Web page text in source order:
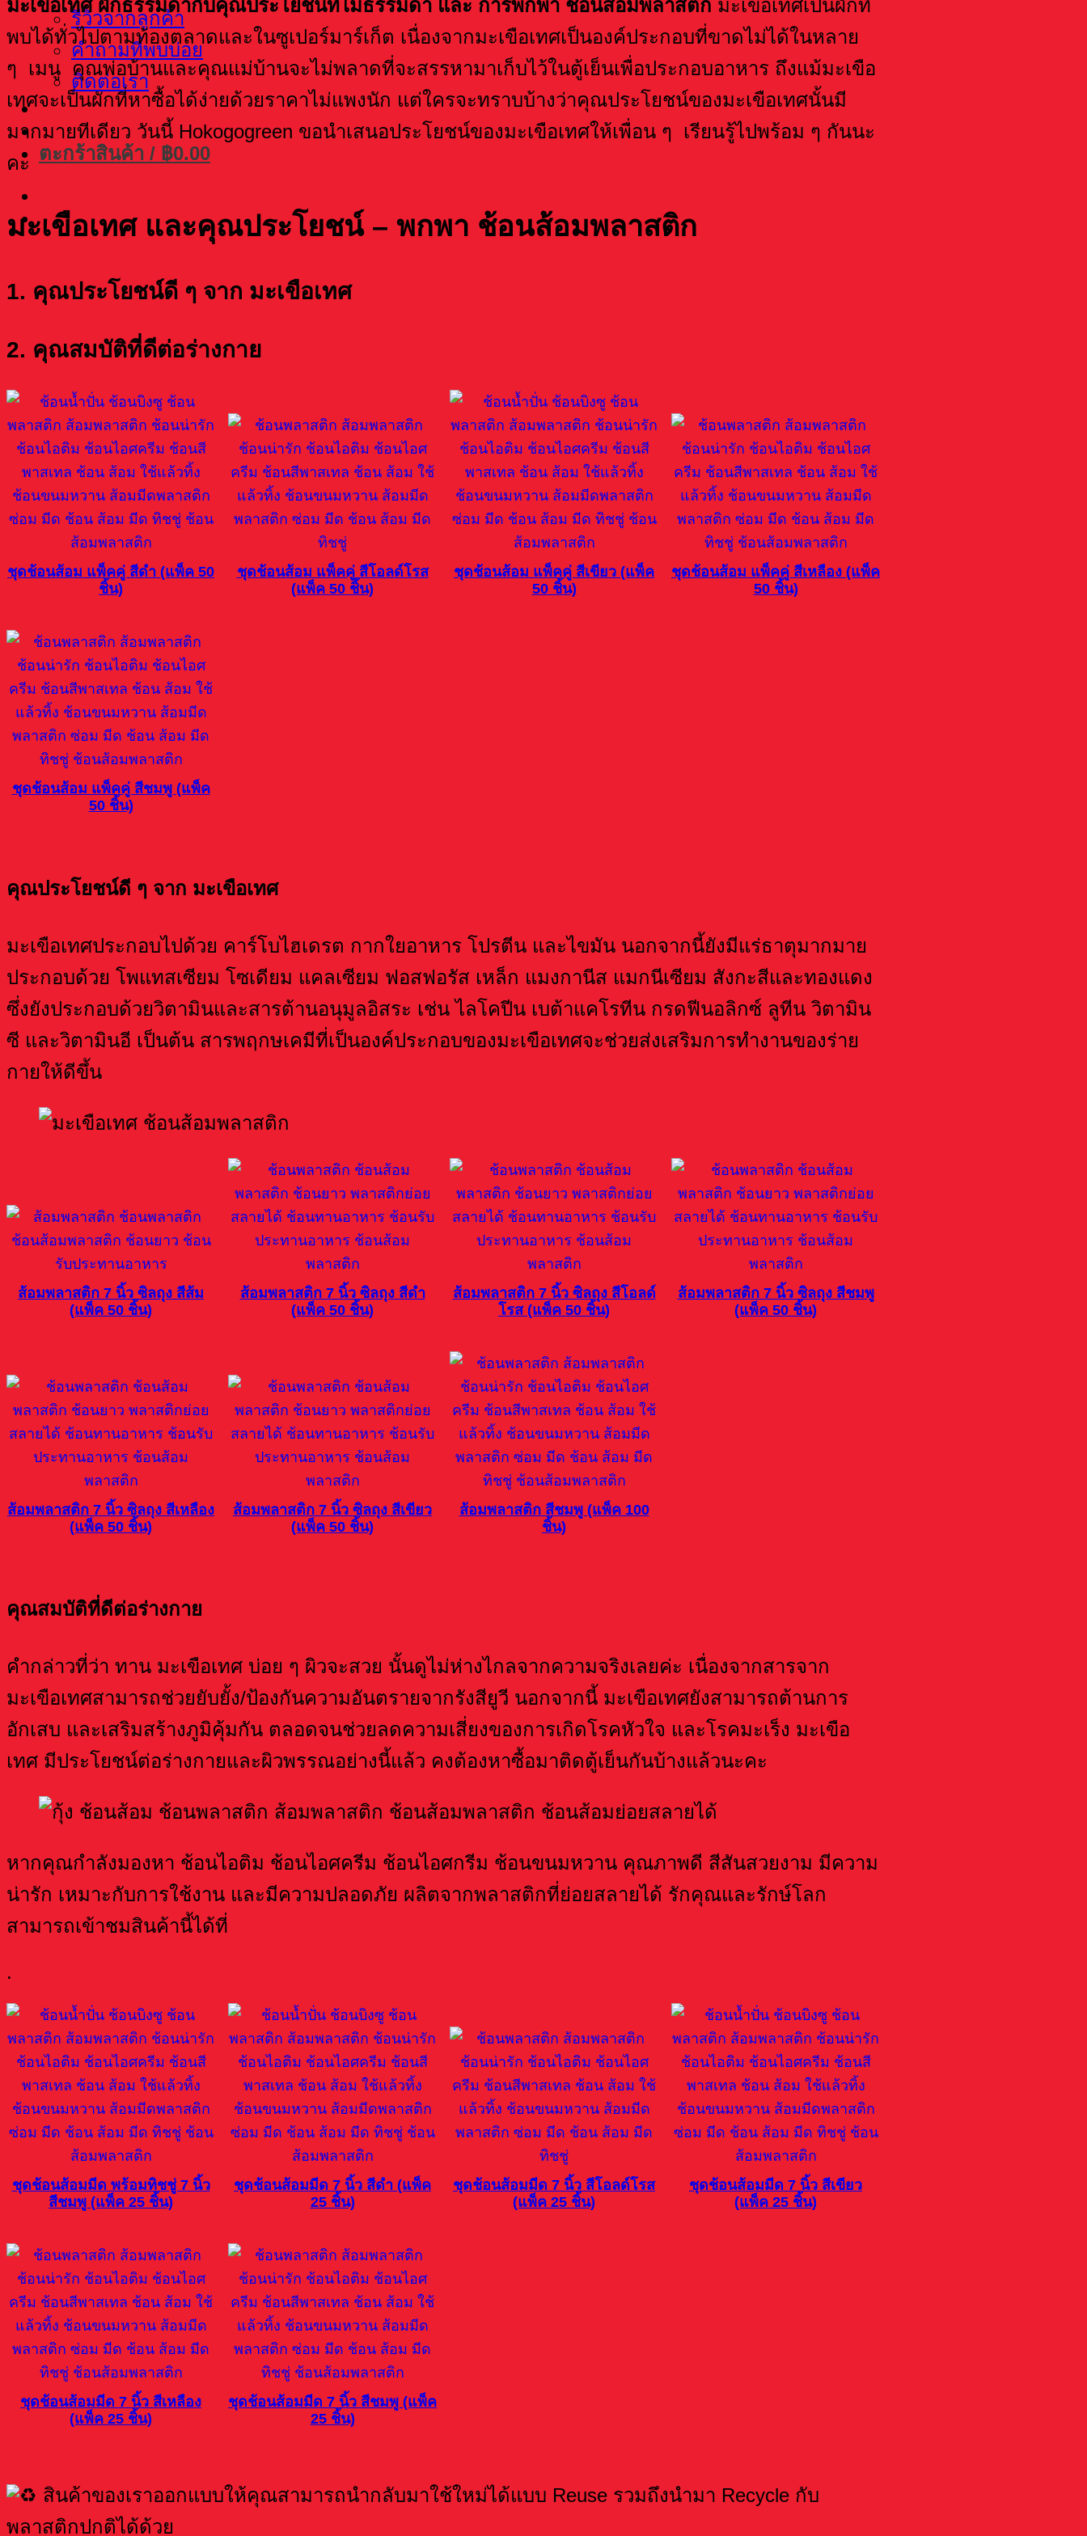
รีวิวจากลูกค้า
คำถามที่พบบ่อย
ติดต่อเรา
ตะกร้าสินค้า / ฿0.00
มะเขือเทศ ผักธรรมดากับคุณประโยชน์ที่ไม่ธรรมดา และ การพกพา ช้อนส้อมพลาสติก มะเขือเทศเป็นผักที่
พบได้ทั่วไปตามท้องตลาดและในซูเปอร์มาร์เก็ต เนื่องจากมะเขือเทศเป็นองค์ประกอบที่ขาดไม่ได้ในหลาย
ๆ เมนู คุณพ่อบ้านและคุณแม่บ้านจะไม่พลาดที่จะสรรหามาเก็บไว้ในตู้เย็นเพื่อประกอบอาหาร ถึงแม้มะเขือ
เทศจะเป็นผักที่หาซื้อได้ง่ายด้วยราคาไม่แพงนัก แต่ใครจะทราบบ้างว่าคุณประโยชน์ของมะเขือเทศนั้นมี
มากมายทีเดียว วันนี้ Hokogogreen ขอนำเสนอประโยชน์ของมะเขือเทศให้เพื่อน ๆ เรียนรู้ไปพร้อม ๆ กันนะ
คะ
มะเขือเทศ และคุณประโยชน์ – พกพา ช้อนส้อมพลาสติก
1. คุณประโยชน์ดี ๆ จาก มะเขือเทศ
2. คุณสมบัติที่ดีต่อร่างกาย
ชุดช้อนส้อม แพ็คคู่ สีดำ (แพ็ค 50
ชิ้น)
ชุดช้อนส้อม แพ็คคู่ สีโอลด์โรส
(แพ็ค 50 ชิ้น)
ชุดช้อนส้อม แพ็คคู่ สีเขียว (แพ็ค
50 ชิ้น)
ชุดช้อนส้อม แพ็คคู่ สีเหลือง (แพ็ค
50 ชิ้น)
ชุดช้อนส้อม แพ็คคู่ สีชมพู (แพ็ค
50 ชิ้น)
คุณประโยชน์ดี ๆ จาก มะเขือเทศ
มะเขือเทศประกอบไปด้วย คาร์โบไฮเดรต กากใยอาหาร โปรตีน และไขมัน นอกจากนี้ยังมีแร่ธาตุมากมาย
ประกอบด้วย โพแทสเซียม โซเดียม แคลเซียม ฟอสฟอรัส เหล็ก แมงกานีส แมกนีเซียม สังกะสีและทองแดง
ซึ่งยังประกอบด้วยวิตามินและสารต้านอนุมูลอิสระ เช่น ไลโคปีน เบต้าแคโรทีน กรดฟีนอลิกซ์ ลูทีน วิตามิน
ซี และวิตามินอี เป็นต้น สารพฤกษเคมีที่เป็นองค์ประกอบของมะเขือเทศจะช่วยส่งเสริมการทำงานของร่าย
กายให้ดีขึ้น
ส้อมพลาสติก 7 นิ้ว ซิลถุง สีส้ม
(แพ็ค 50 ชิ้น)
ส้อมพลาสติก 7 นิ้ว ซิลถุง สีดำ
(แพ็ค 50 ชิ้น)
ส้อมพลาสติก 7 นิ้ว ซิลถุง สีโอลด์
โรส (แพ็ค 50 ชิ้น)
ส้อมพลาสติก 7 นิ้ว ซิลถุง สีชมพู
(แพ็ค 50 ชิ้น)
ส้อมพลาสติก 7 นิ้ว ซิลถุง สีเหลือง
(แพ็ค 50 ชิ้น)
ส้อมพลาสติก 7 นิ้ว ซิลถุง สีเขียว
(แพ็ค 50 ชิ้น)
ส้อมพลาสติก สีชมพู (แพ็ค 100
ชิ้น)
คุณสมบัติที่ดีต่อร่างกาย
คำกล่าวที่ว่า ทาน มะเขือเทศ บ่อย ๆ ผิวจะสวย นั้นดูไม่ห่างไกลจากความจริงเลยค่ะ เนื่องจากสารจาก
มะเขือเทศสามารถช่วยยับยั้ง/ป้องกันความอันตรายจากรังสียูวี นอกจากนี้ มะเขือเทศยังสามารถต้านการ
อักเสบ และเสริมสร้างภูมิคุ้มกัน ตลอดจนช่วยลดความเสี่ยงของการเกิดโรคหัวใจ และโรคมะเร็ง มะเขือ
เทศ มีประโยชน์ต่อร่างกายและผิวพรรณอย่างนี้แล้ว คงต้องหาซื้อมาติดตู้เย็นกันบ้างแล้วนะคะ
หากคุณกำลังมองหา ช้อนไอติม ช้อนไอศครีม ช้อนไอศกรีม ช้อนขนมหวาน คุณภาพดี สีสันสวยงาม มีความ
น่ารัก เหมาะกับการใช้งาน และมีความปลอดภัย ผลิตจากพลาสติกที่ย่อยสลายได้ รักคุณและรักษ์โลก
สามารถเข้าชมสินค้านี้ได้ที่
.
ชุดช้อนส้อมมีด พร้อมทิชชู่ 7 นิ้ว
สีชมพู (แพ็ค 25 ชิ้น)
ชุดช้อนส้อมมีด 7 นิ้ว สีดำ (แพ็ค
25 ชิ้น)
ชุดช้อนส้อมมีด 7 นิ้ว สีโอลด์โรส
(แพ็ค 25 ชิ้น)
ชุดช้อนส้อมมีด 7 นิ้ว สีเขียว
(แพ็ค 25 ชิ้น)
ชุดช้อนส้อมมีด 7 นิ้ว สีเหลือง
(แพ็ค 25 ชิ้น)
ชุดช้อนส้อมมีด 7 นิ้ว สีชมพู (แพ็ค
25 ชิ้น)
สินค้าของเราออกแบบให้คุณสามารถนำกลับมาใช้ใหม่ได้แบบ Reuse รวมถึงนำมา Recycle กับ
พลาสติกปกติได้ด้วย